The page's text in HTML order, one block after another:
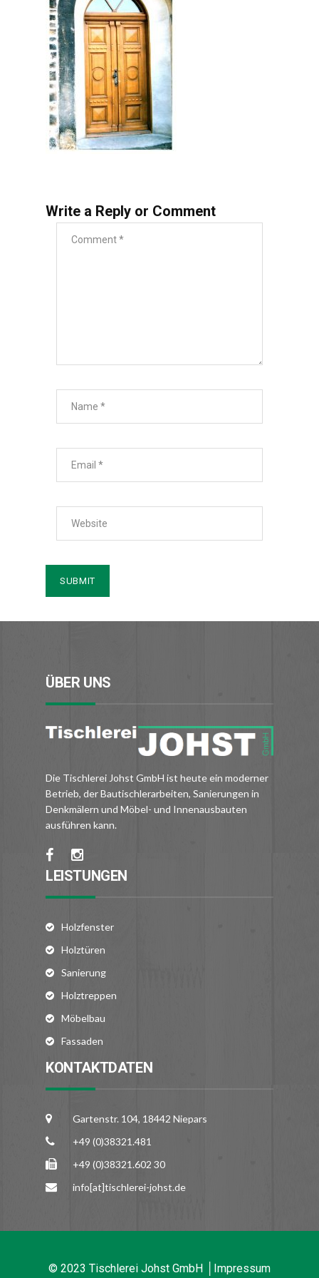
Write a Reply or Comment
ÜBER UNS
Die Tischlerei Johst GmbH ist heute ein moderner
Betrieb, der Bautischlerarbeiten, Sanierungen in
Denkmälern und Möbel- und Innenausbauten
ausführen kann.
LEISTUNGEN
Holzfenster
Holztüren
Sanierung
Holztreppen
Möbelbau
Fassaden
KONTAKTDATEN
Gartenstr. 104, 18442 Niepars
+49 (0)38321.481
+49 (0)38321.602 30
info[at]tischlerei-johst.de
© 2023 Tischlerei Johst GmbH │ Impressum